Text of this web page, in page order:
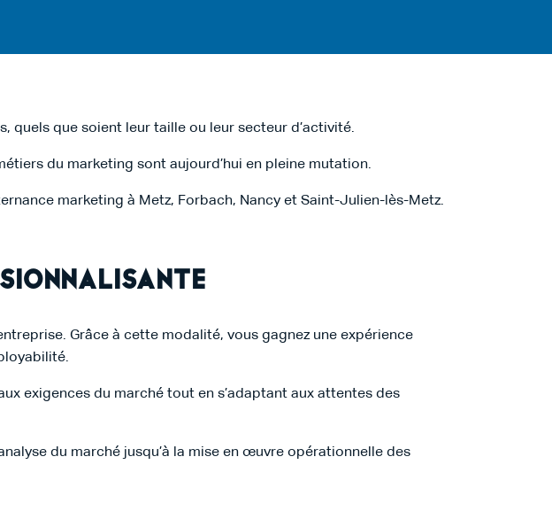
quels que soient leur taille ou leur secteur d’activité.
du marketing sont aujourd’hui en pleine mutation.
marketing à Metz, Forbach, Nancy et Saint-Julien-lès-Metz.
Grâce à cette modalité, vous gagnez une expérience
exigences du marché tout en s’adaptant aux attentes des
du marché jusqu’à la mise en œuvre opérationnelle des